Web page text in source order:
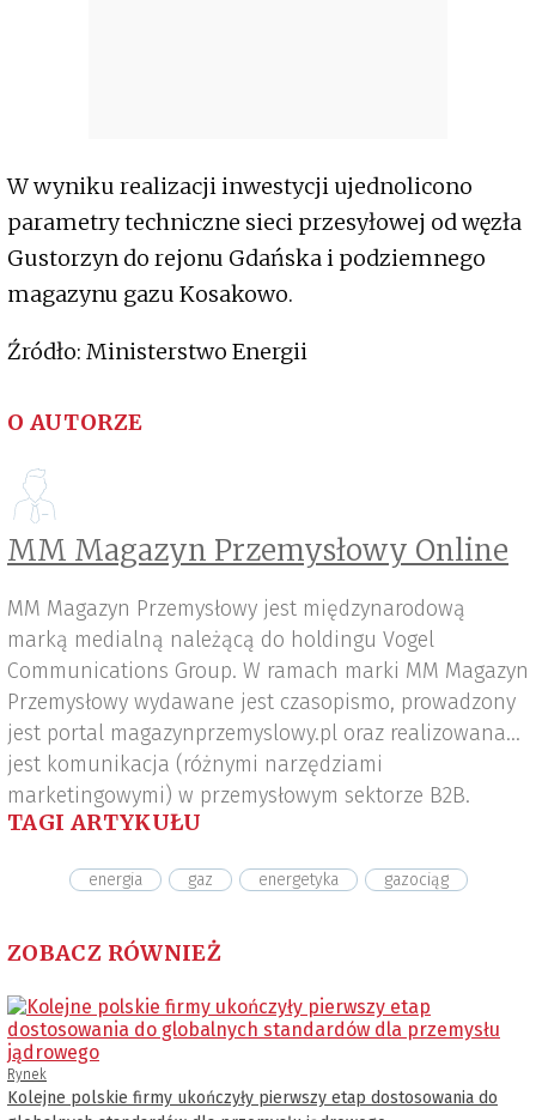
W wyniku realizacji inwestycji ujednolicono
parametry techniczne sieci przesyłowej od węzła
Gustorzyn do rejonu Gdańska i podziemnego
magazynu gazu Kosakowo.
Źródło: Ministerstwo Energii
O AUTORZE
MM Magazyn Przemysłowy Online
MM Magazyn Przemysłowy jest międzynarodową
marką medialną należącą do holdingu Vogel
Communications Group. W ramach marki MM Magazyn
Przemysłowy wydawane jest czasopismo, prowadzony
jest portal magazynprzemyslowy.pl oraz realizowana
jest komunikacja (różnymi narzędziami
marketingowymi) w przemysłowym sektorze B2B.
TAGI ARTYKUŁU
energia gaz energetyka gazociąg
ZOBACZ RÓWNIEŻ
Rynek
Kolejne polskie firmy ukończyły pierwszy etap dostosowania do